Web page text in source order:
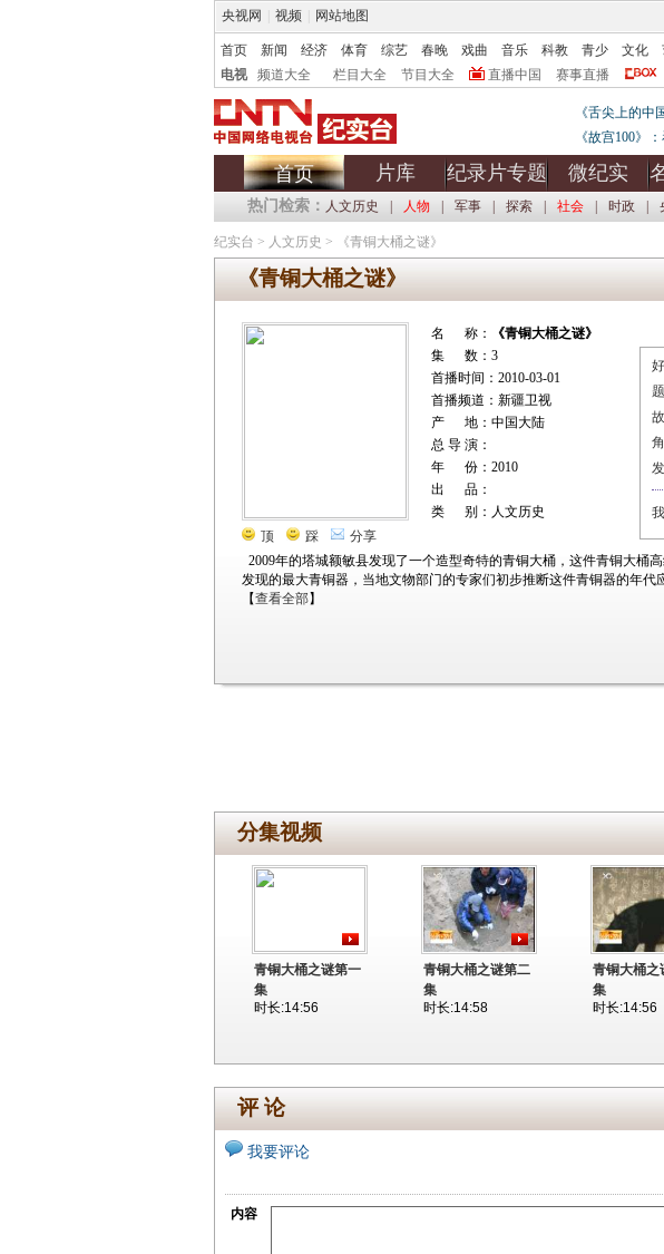
央视网 视频 网站地图
首页 新闻 经济 体育 综艺 春晚 戏曲 音乐 科教 青少 文化
电视
频道大全 栏目大全 节目大全 直播中国 赛事直播
《舌尖上的
《故宫100》
首页 片库 纪录片专题 微纪实
热门检索： 人文历史 人物 军事 探索 社会 时政
纪实台 > 人文历史 > 《青铜大桶之谜》
《青铜大桶之谜》
顶 踩 分享
名 称：
《青铜大桶之谜》
集 数：3
首播时间：2010-03-01
首播频道：新疆卫视
产 地：中国大陆
总 导 演：
年 份：2010
出 品：
类 别：人文历史
2009年的塔城额敏县发现了一个造型奇特的青铜大桶，这件青铜大桶
发现的最大青铜器，当地文物部门的专家们初步推断这件青铜器的年代
【查看全部】
分集视频
青铜大桶之谜第一
集
时长:14:56
青铜大桶之谜第二
集
时长:14:58
青铜大桶之
集
时长:14:56
评 论
我要评论
内容